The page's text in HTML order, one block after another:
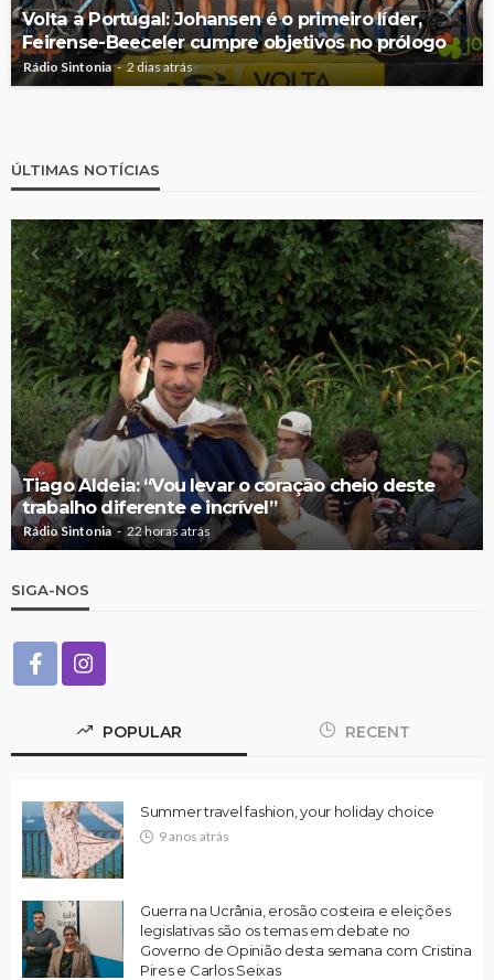
Volta a Portugal: Johansen é o primeiro líder,
Feirense-Beeceler cumpre objetivos no prólogo
Rádio Sintonia 2 dias atrás
ÚLTIMAS NOTÍCIAS
Tiago Aldeia: “Vou levar o coração cheio deste
trabalho diferente e incrível”
Rádio Sintonia 22 horas atrás
SIGA-NOS
POPULAR RECENT
Summer travel fashion, your holiday choice
9 anos atrás
Guerra na Ucrânia, erosão costeira e eleições
legislativas são os temas em debate no
Governo de Opinião desta semana com Cristina
Pires e Carlos Seixas